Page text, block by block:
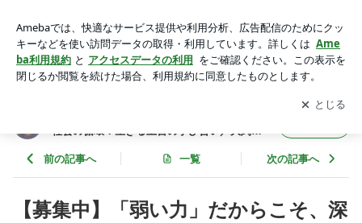
分もあったかく⭐︎社会の循環：生きる土台の学び合い／大関朋
子／身体整え(からだととのえ)教室
アプリをダウンロードして ブログの更新通知
を受け取りまし
ょう。
開く
社会の循環：生きる土台の学び合い／大関朋
前の記事へ 一覧 次の記事へ
【募集中】「弱い力」だからこそ、深